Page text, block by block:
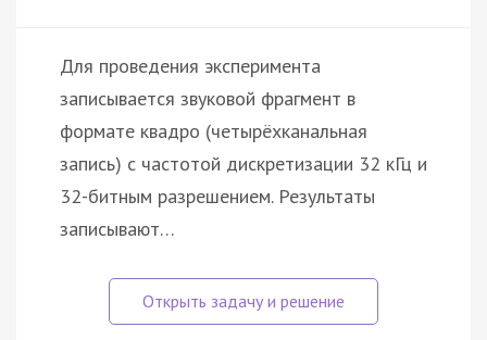
Для проведения эксперимента
записывается звуковой фрагмент в
формате квадро (четырёхканальная
запись) с частотой дискретизации 32 кГц и
32-битным разрешением. Результаты
записывают…